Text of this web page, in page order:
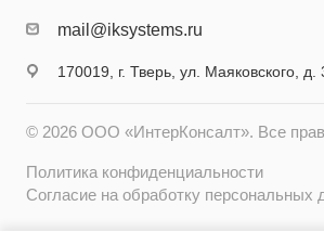
mail@iksystems.ru
170019, г. Тверь, ул. Маяковского,
© 2026 ООО «ИнтерКонсалт». Все
Политика конфиденциальности
Согласие на обработку персональных